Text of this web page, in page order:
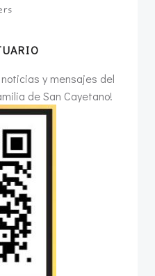
y mensajes del
de San Cayetano!